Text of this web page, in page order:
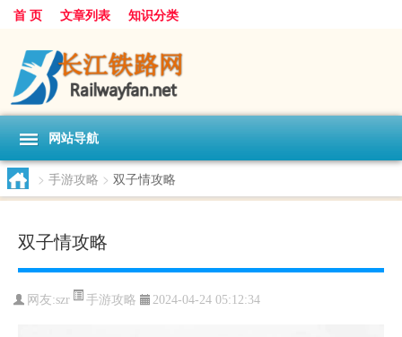
首 页 文章列表 知识分类
网站导航
> 手游攻略 > 双子情攻略
双子情攻略
网友:szr 手游攻略 2024-04-24 05:12:34